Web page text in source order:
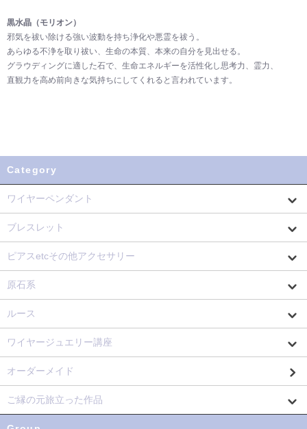
黒水晶（モリオン）
邪気を祓い除ける強い波動を持ち浄化や悪霊を祓う。
あらゆる不浄を取り祓い、生命の本質、本来の自分を見出せる。
グラウディングに適した石で、生命エネルギーを活性化し思考力、霊力、
直観力を高め前向きな気持ちにしてくれると言われています。
Category
ワイヤーペンダント
ブレスレット
ピアスetcその他アクセサリー
原石系
ルース
ワイヤージュエリー講座
オーダーメイド
ご縁の元旅立った作品